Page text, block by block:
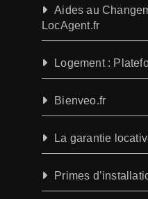
Aides au
LocAgent.fr
Logement :
Bienveo.fr
La garantie
Primes